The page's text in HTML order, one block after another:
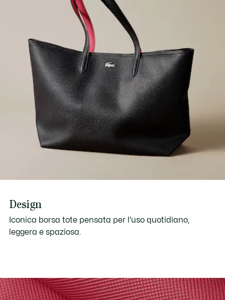
Design
Iconica borsa tote pensata per l'uso quotidiano,
leggera e spaziosa.